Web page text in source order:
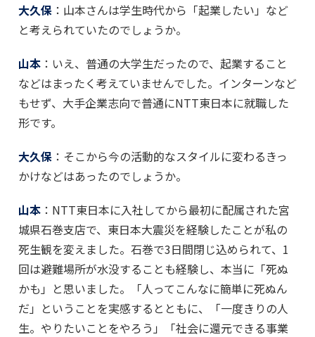
大久保 ：山本さんは学生時代から「起業したい」など
と考えられていたのでしょうか。
山本 ：いえ、普通の大学生だったので、起業すること
などはまったく考えていませんでした。インターンなど
もせず、大手企業志向で普通にNTT東日本に就職した
形です。
大久保 ：そこから今の活動的なスタイルに変わるきっ
かけなどはあったのでしょうか。
山本 ：NTT東日本に入社してから最初に配属された宮
城県石巻支店で、東日本大震災を経験したことが私の
死生観を変えました。石巻で3日間閉じ込められて、1
回は避難場所が水没することも経験し、本当に「死ぬ
かも」と思いました。「人ってこんなに簡単に死ぬん
だ」ということを実感するとともに、「一度きりの人
生。やりたいことをやろう」「社会に還元できる事業